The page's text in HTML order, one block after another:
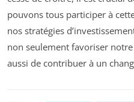
pouvons tous participer à
nos stratégies
non seulement favoriser
aussi de contribuer à un